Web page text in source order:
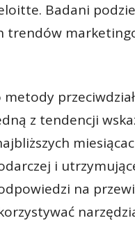
Badani
trendów
z tendencji
i
na